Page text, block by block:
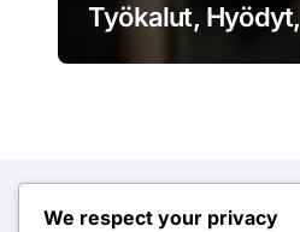
Työkalut, Hyödyt,
We respect your privacy